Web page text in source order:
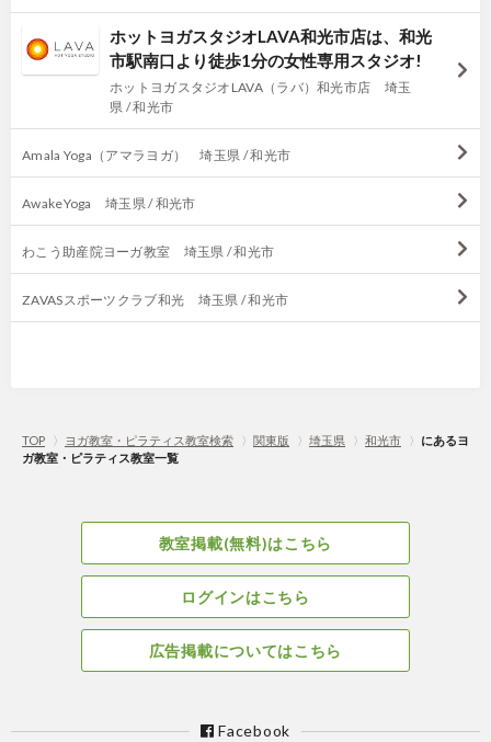
ホットヨガスタジオLAVA和光市店は、和光
市駅南口より徒歩1分の女性専用スタジオ!
ホットヨガスタジオLAVA（ラバ）和光市店 埼玉
県 / 和光市
Amala Yoga（アマラヨガ） 埼玉県 / 和光市
AwakeYoga 埼玉県 / 和光市
わこう助産院ヨーガ教室 埼玉県 / 和光市
ZAVASスポーツクラブ和光 埼玉県 / 和光市
TOP 〉 ヨガ教室・ピラティス教室検索 〉 関東版 〉 埼玉県 〉 和光市 〉 にあるヨ
ガ教室・ピラティス教室一覧
教室掲載(無料)はこちら
ログインはこちら
広告掲載についてはこちら
Facebook